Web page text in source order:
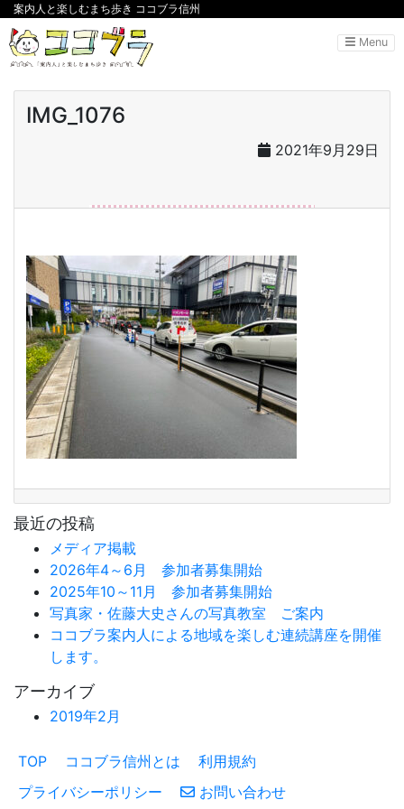
案内人と楽しむまち歩き ココブラ信州
Menu
IMG_1076
2021年9月29日
最近の投稿
メディア掲載
2026年4～6月 参加者募集開始
2025年10～11月 参加者募集開始
写真家・佐藤大史さんの写真教室 ご案内
ココブラ案内人による地域を楽しむ連続講座を開催
します。
アーカイブ
2019年2月
TOP ココブラ信州とは
利用規約
プライバシーポリシー
お問い合わせ